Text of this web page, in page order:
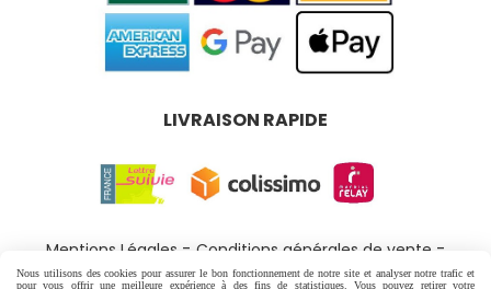
LIVRAISON RAPIDE
Mentions Légales
Conditions générales de vente
Politique de confidentialité
Gestion cookies
Nous utilisons des cookies pour assurer le bon fonctionnement de notre site et analyser notre trafic et
pour vous offrir une meilleure expérience à des fins de statistiques. Vous pouvez retirer votre